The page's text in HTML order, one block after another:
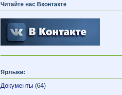
Читайте нас Вконтакте
Ярлыки:
Документы (64)